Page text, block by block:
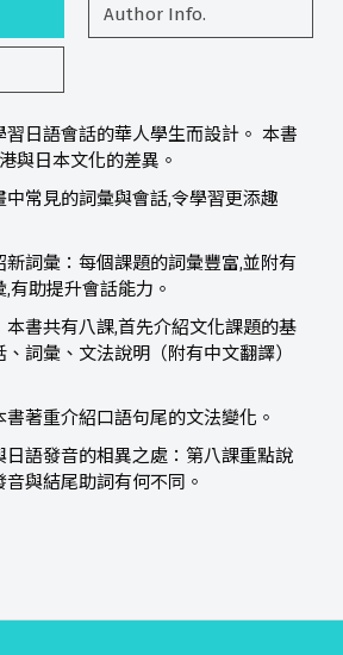
Author Info.
日語會話的華人學生而設計。 本書
與日本文化的差異。
常見的詞彙與會話,令學習更添趣
詞彙：每個課題的詞彙豐富,並附有
有助提升會話能力。
書共有八課,首先介紹文化課題的基
詞彙、文法說明（附有中文翻譯）
著重介紹口語句尾的文法變化。
語發音的相異之處：第八課重點說
與結尾助詞有何不同。